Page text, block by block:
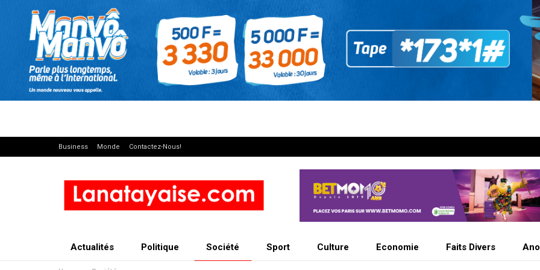
Business Monde Contactez-Nous!
Actualités Politique Société Sport Culture Economie Faits Divers